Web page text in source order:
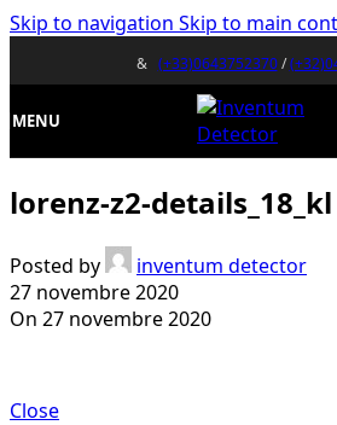
Skip to navigation Skip to main
& (+33)0643752370/
MENU
lorenz-z2-details_18_kl
Posted by
inventum detector
27 novembre 2020
On 27 novembre 2020
Close